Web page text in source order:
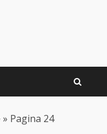
» Pagina 24